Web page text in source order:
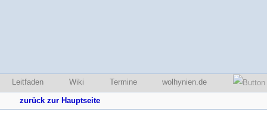
Leitfaden Wiki Termine wolhynien.de
zurück zur Hauptseite